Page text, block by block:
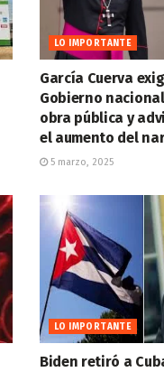
LO IMPORTANTE
García Cuerva
Gobierno
obra pública y
el aumento del
5 marzo, 2025
LO IMPORTANTE
Biden retiró a